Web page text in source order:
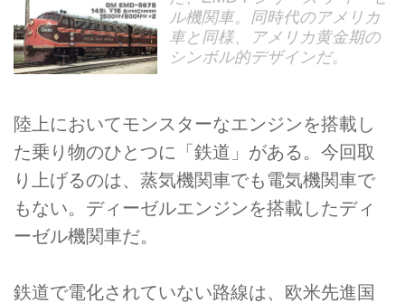
ル機関車。同時代のアメリカ
車と同様、アメリカ黄金期の
シンボル的デザインだ。
陸上においてモンスターなエンジンを搭載し
た乗り物のひとつに「鉄道」がある。今回取
り上げるのは、蒸気機関車でも電気機関車で
もない。ディーゼルエンジンを搭載したディ
ーゼル機関車だ。
鉄道で電化されていない路線は、欧米先進国